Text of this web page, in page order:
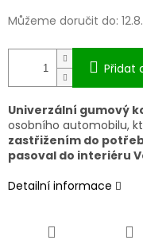
Můžeme doručit do:
Přidat
Univerzální gumový
osobního automobilu,
zastřižením do
pasoval do interiéru
Detailní informace